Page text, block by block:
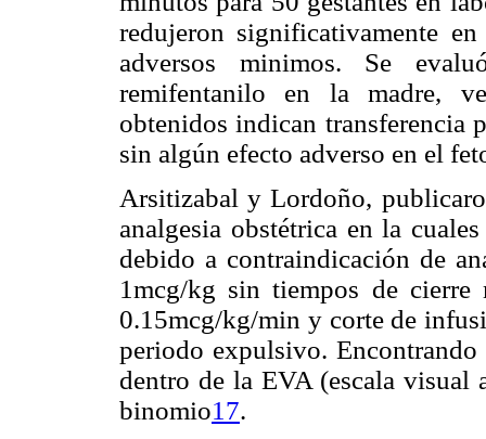
redujeron significativamente
adversos minimos. Se
remifentanilo en la madre,
obtenidos indican transferencia
sin algún efecto adverso en el
Arsitizabal y Lordoño,
analgesia obstétrica en la
debido a contraindicación de
1mcg/kg sin tiempos de
0.15mcg/kg/min y corte de
periodo expulsivo. Encontrando
dentro de la EVA (escala visual
binomio17.